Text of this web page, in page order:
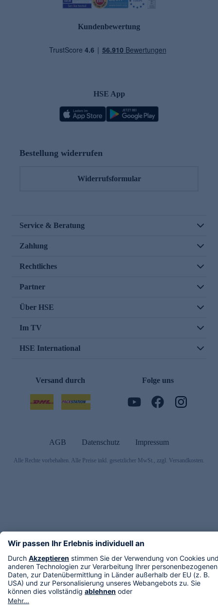
Kundenbewertung
HSE App
Bestellung widerrufen
Widerrufsformular
Service & Beratung
Zahlung
Rechtliches
Partner
Über HSE
Im TV
HSE International
Versand durch Folge uns
AGB Datenschutz Impressum
Alle Rechte vorbehalten. Alle Preise inkl. gesetzlicher MwSt., zzgl. Versandkosten.